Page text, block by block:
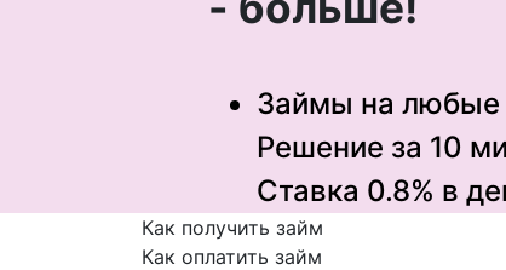
Займы на любые
Решение за 10
Ставка 0.8% в
Как получить займ
Как оплатить займ